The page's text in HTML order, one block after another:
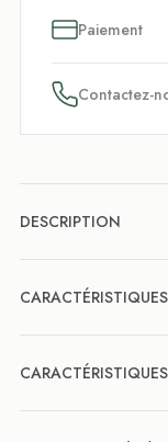
Paiement
Contactez-
DESCRIPTION